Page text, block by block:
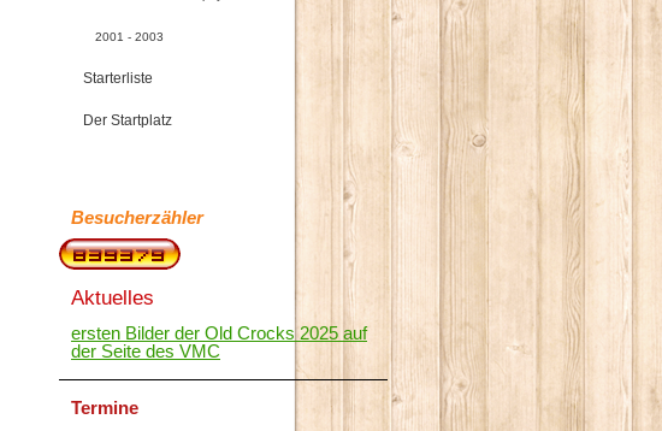
2001 - 2003
Starterliste
Der Startplatz
Besucherzähler
Aktuelles
ersten Bilder der Old Crocks 2025 auf
der Seite des VMC
Termine